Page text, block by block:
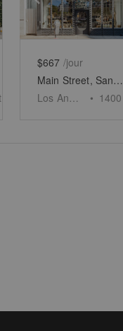
$667 /jour
Main Street, Santa Monica - The Rustic White Space
Los Angeles
• 1400